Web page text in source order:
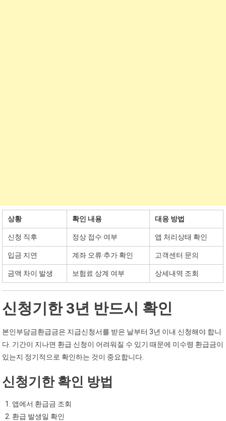
상황 확인 내용 대응 방법
신청 직후 정상 접수 여부 앱 처리상태 확인
입금 지연 계좌 오류·추가 확인 고객센터 문의
금액 차이 발생 보험료 상계 여부 상세내역 조회
신청기한 3년 반드시 확인
본인부담금환급금은 지급신청서를 받은 날부터 3년 이내 신청해야 합니
다. 기간이 지나면 환급 신청이 어려워질 수 있기 때문에 미수령 환급금이
있는지 정기적으로 확인하는 것이 중요합니다.
신청기한 확인 방법
앱에서 환급금 조회
환급 발생일 확인